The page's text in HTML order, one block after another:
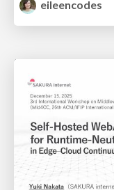
eileencodes